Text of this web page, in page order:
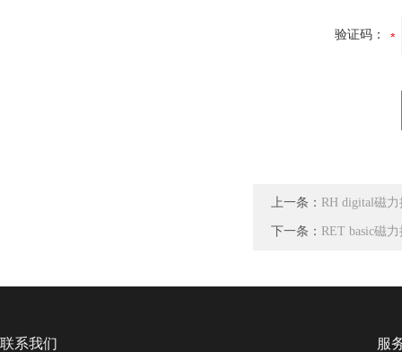
验证码：
上一条： RH digital磁
下一条： RET basic磁
联系我们 服